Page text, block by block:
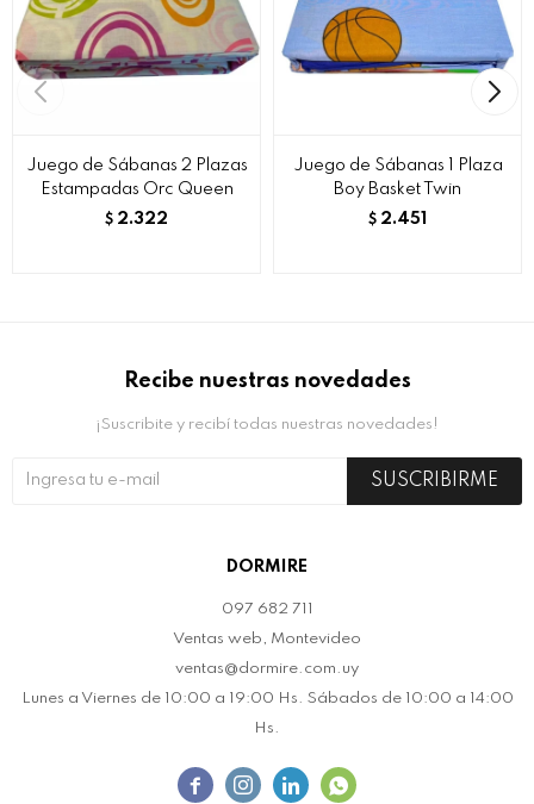
Juego de Sábanas 2 Plazas
Estampadas Orc Queen
$ 2.322
Juego de Sábanas 1 Plaza
Boy Basket Twin
$ 2.451
DORMIRE
097 682 711
Ventas web, Montevideo
ventas@dormire.com.uy
Lunes a Viernes de 10:00 a 19:00 Hs. Sábados de 10:00 a 14:00
Hs.
   
Recibe nuestras novedades
¡Suscribite y recibí todas nuestras novedades!
SUSCRIBIRME